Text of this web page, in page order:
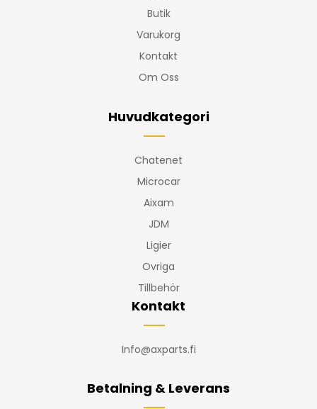
Butik
Varukorg
Kontakt
Om Oss
Huvudkategori
Chatenet
Microcar
Aixam
JDM
Ligier
Ovriga
Tillbehör
Kontakt
Info@axparts.fi
Betalning & Leverans